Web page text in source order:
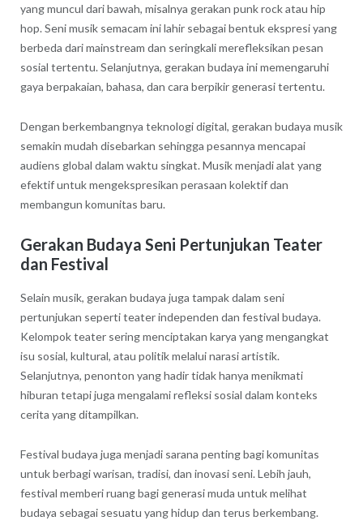
yang muncul dari bawah, misalnya gerakan punk rock atau hip
hop. Seni musik semacam ini lahir sebagai bentuk ekspresi yang
berbeda dari mainstream dan seringkali merefleksikan pesan
sosial tertentu. Selanjutnya, gerakan budaya ini memengaruhi
gaya berpakaian, bahasa, dan cara berpikir generasi tertentu.
Dengan berkembangnya teknologi digital, gerakan budaya musik
semakin mudah disebarkan sehingga pesannya mencapai
audiens global dalam waktu singkat. Musik menjadi alat yang
efektif untuk mengekspresikan perasaan kolektif dan
membangun komunitas baru.
Gerakan Budaya Seni Pertunjukan Teater
dan Festival
Selain musik, gerakan budaya juga tampak dalam seni
pertunjukan seperti teater independen dan festival budaya.
Kelompok teater sering menciptakan karya yang mengangkat
isu sosial, kultural, atau politik melalui narasi artistik.
Selanjutnya, penonton yang hadir tidak hanya menikmati
hiburan tetapi juga mengalami refleksi sosial dalam konteks
cerita yang ditampilkan.
Festival budaya juga menjadi sarana penting bagi komunitas
untuk berbagi warisan, tradisi, dan inovasi seni. Lebih jauh,
festival memberi ruang bagi generasi muda untuk melihat
budaya sebagai sesuatu yang hidup dan terus berkembang.